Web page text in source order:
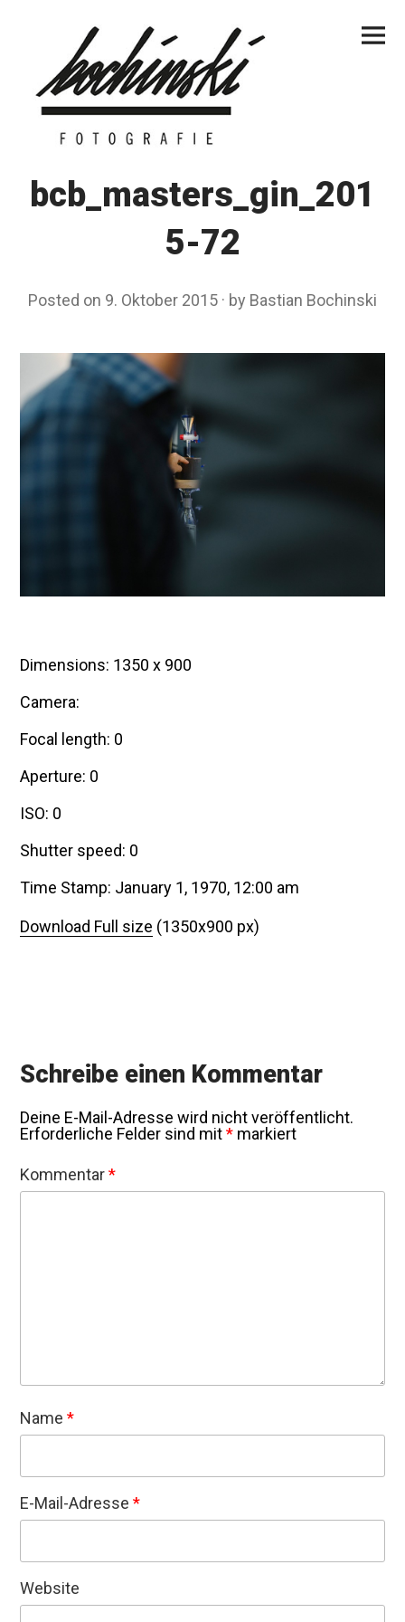
Menu
bcb_masters_gin_201
5-72
Posted on 9. Oktober 2015 by Bastian Bochinski
Dimensions: 1350 x 900
Camera:
Focal length: 0
Aperture: 0
ISO: 0
Shutter speed: 0
Time Stamp: January 1, 1970, 12:00 am
Download Full size (1350x900 px)
Schreibe einen Kommentar
Deine E-Mail-Adresse wird nicht veröffentlicht.
Erforderliche Felder sind mit* markiert
Kommentar*
Name*
E-Mail-Adresse*
Website